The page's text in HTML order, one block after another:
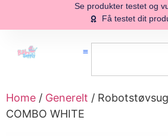
Se produkter testet og
Få testet dit
Home / Generelt /
COMBO WHITE